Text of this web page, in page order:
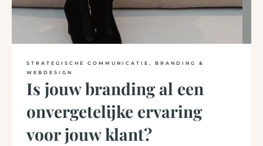
STRATEGISCHE COMMUNICATIE, BRANDING &
WEBDESIGN
Is jouw branding al een
onvergetelijke ervaring
voor jouw klant?